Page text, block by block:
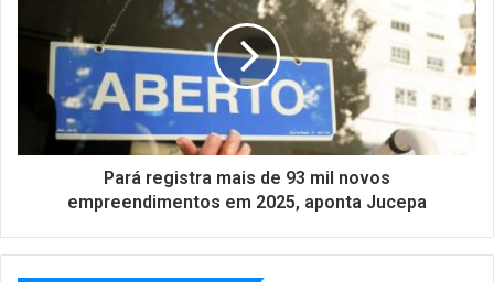
Pará registra mais de 93 mil novos
empreendimentos em 2025, aponta Jucepa